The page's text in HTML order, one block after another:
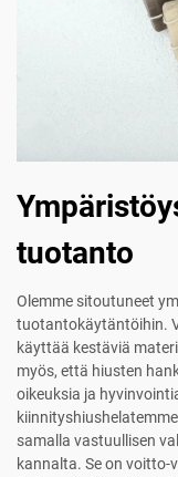
tuotanto
Olemme sitoutuneet
tuotantokäytäntöihin.
käyttää kestäviä
myös, että hiusten
oikeuksia ja
samalla vastuullisen
kannalta. Se on